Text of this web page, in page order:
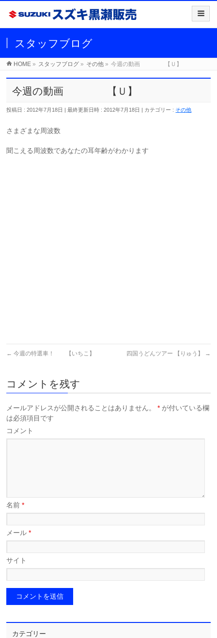
スタッフブログ
HOME » スタッフブログ » その他 » 今週の動画 【Ｕ】
今週の動画 【Ｕ】
投稿日 : 2012年7月18日 最終更新日時 : 2012年7月18日 カテゴリー : その他
さまざまな周波数
聞こえる周波数であなたの耳年齢がわかります
← 今週の特選車！ 【いちこ】 四国うどんツアー 【りゅう】 →
コメントを残す
メールアドレスが公開されることはありません。 * が付いている欄
は必須項目です
コメント
名前*
メール*
サイト
カテゴリー